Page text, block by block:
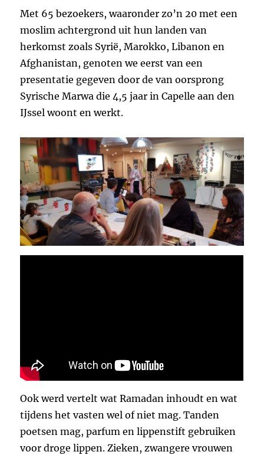
Met 65 bezoekers, waaronder zo’n 20 met een
moslim achtergrond uit hun landen van
herkomst zoals Syrië, Marokko, Libanon en
Afghanistan, genoten we eerst van een
presentatie gegeven door de van oorsprong
Syrische Marwa die 4,5 jaar in Capelle aan den
IJssel woont en werkt.
Ook werd vertelt wat Ramadan inhoudt en wat
tijdens het vasten wel of niet mag. Tanden
poetsen mag, parfum en lippenstift gebruiken
voor droge lippen. Zieken, zwangere vrouwen